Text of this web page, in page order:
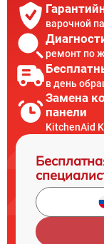
варочной
ремонт по
в день
Замена
панели
KitchenAid